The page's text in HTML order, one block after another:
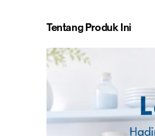
Tentang Produk Ini